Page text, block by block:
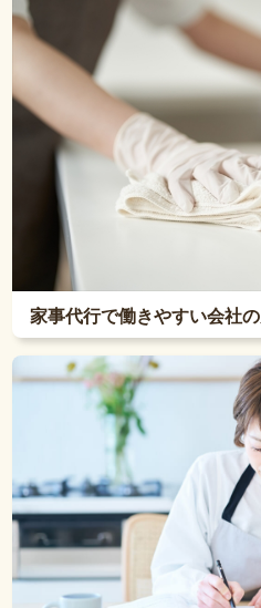
家事代行で働きやすい会社